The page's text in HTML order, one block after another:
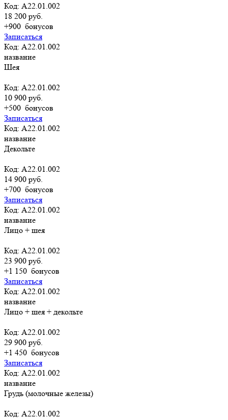
Код: A22.01.002
18 200 руб.
+900 бонусов
Записаться
Код: A22.01.002
название
Шея
Код: A22.01.002
10 900 руб.
+500 бонусов
Записаться
Код: A22.01.002
название
Декольте
Код: A22.01.002
14 900 руб.
+700 бонусов
Записаться
Код: A22.01.002
название
Лицо + шея
Код: A22.01.002
23 900 руб.
+1 150 бонусов
Записаться
Код: A22.01.002
название
Лицо + шея + декольте
Код: A22.01.002
29 900 руб.
+1 450 бонусов
Записаться
Код: A22.01.002
название
Грудь (молочные железы)
Код: A22.01.002